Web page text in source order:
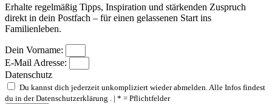
Erhalte regelmäßig Tipps, Inspiration und stärkenden Zuspruch
direkt in dein Postfach – für einen gelassenen Start ins
Familienleben.
Dein Vorname:
E-Mail Adresse:
Datenschutz
Du kannst dich jederzeit unkompliziert wieder abmelden. Alle Infos findest
du in der Datenschutzerklärung . | * = Pflichtfelder